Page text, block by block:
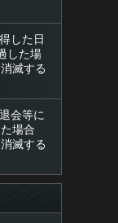
した日
した場
滅する
会等に
場合
滅する